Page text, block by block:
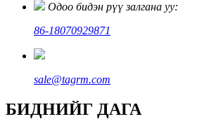
Одоо бидэн рүү залгана уу:
86-18070929871
sale@tagrm.com
БИДНИЙГ ДАГА